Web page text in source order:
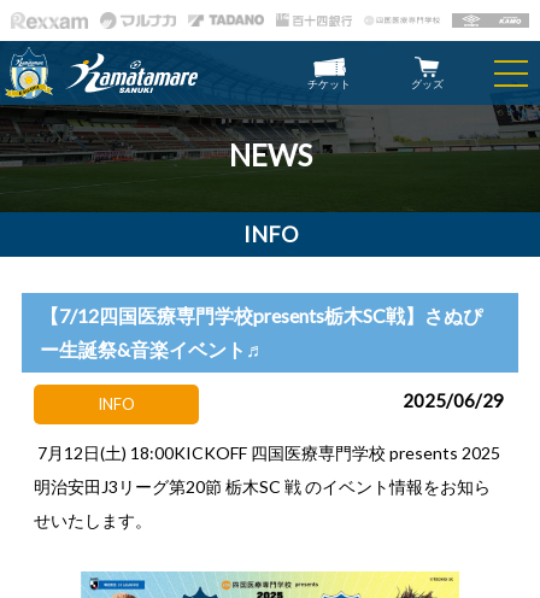
チケット グッズ
NEWS
INFO
【7/12四国医療専門学校presents栃木SC戦】さぬぴ
ー生誕祭&音楽イベント♬
INFO 2025/06/29
7月12日(土) 18:00KICKOFF 四国医療専門学校 presents 2025
明治安田J3リーグ第20節 栃木SC 戦 のイベント情報をお知ら
せいたします。